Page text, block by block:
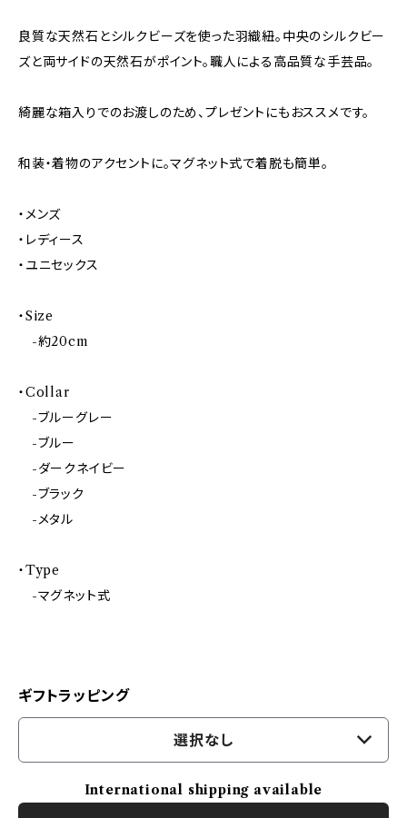
良質な天然石とシルクビーズを使った羽織紐。中央のシルクビー
ズと両サイドの天然石がポイント。職人による高品質な手芸品。
綺麗な箱入りでのお渡しのため、プレゼントにもおススメです。
和装・着物のアクセントに。マグネット式で着脱も簡単。
・メンズ
・レディース
・ユニセックス
・Size
-約20cm
・Collar
-ブルーグレー
-ブルー
-ダークネイビー
-ブラック
-メタル
・Type
-マグネット式
ギフトラッピング
選択なし
International shipping available